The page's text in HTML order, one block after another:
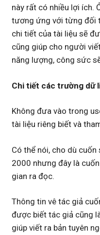
này rất có nhiều lợi ích.
tương ứng với từng đối
chi tiết của tài liệu sẽ
cũng giúp cho người
năng lượng, công sức
Chi tiết các trường dữ
Không đưa vào trong
tài liệu riêng biết và
Có thể nói, cho dù
2000 nhưng đây là
gian ra đọc.
Thông tin vê tác giả
được biết tác giả cũng
giúp viết ra bản tuyên